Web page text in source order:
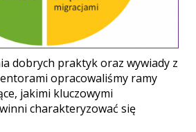
dobrych praktyk oraz wywiady z
opracowaliśmy ramy
jakimi kluczowymi
charakteryzować się